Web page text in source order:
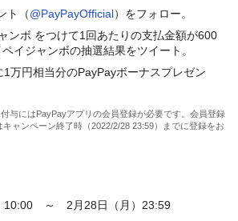
ト（@PayPayOfficial）をフォロー。
ンボ をつけて1回あたりの支払金額が600
イジャンボの抽選結果をツイート。
万円相当分のPayPayボーナスプレゼン
与にはPayPayアプリの会員登録が必要です。会員登録
ャンペーン終了時（2022/2/28 23:59）までに登録をお
10:00 ～ 2月28日（月）23:59